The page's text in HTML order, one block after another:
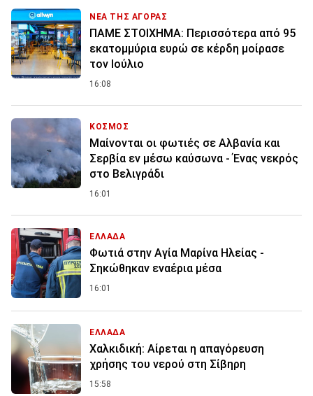
ΝΕΑ ΤΗΣ ΑΓΟΡΑΣ
ΠΑΜΕ ΣΤΟΙΧΗΜΑ: Περισσότερα από 95
εκατομμύρια ευρώ σε κέρδη μοίρασε
τον Ιούλιο
16:08
ΚΟΣΜΟΣ
Μαίνονται οι φωτιές σε Αλβανία και
Σερβία εν μέσω καύσωνα - Ένας νεκρός
στο Βελιγράδι
16:01
ΕΛΛΑΔΑ
Φωτιά στην Aγία Μαρίνα Ηλείας -
Σηκώθηκαν εναέρια μέσα
16:01
ΕΛΛΑΔΑ
Χαλκιδική: Αίρεται η απαγόρευση
χρήσης του νερού στη Σίβηρη
15:58